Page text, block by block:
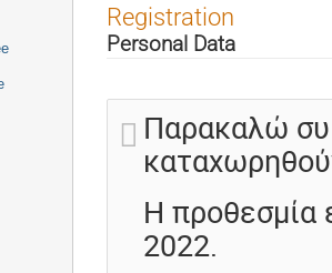
Registration
Personal Data
Παρακαλώ
Η προθεσμία
2022.